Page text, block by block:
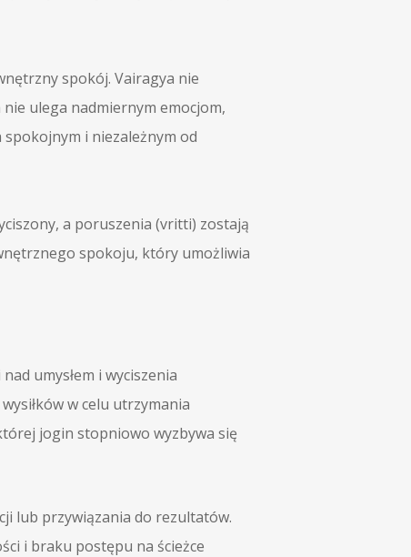
spokój. Vairagya nie
ulega nadmiernym emocjom,
i niezależnym od
a poruszenia (vritti) zostają
spokoju, który umożliwia
umysłem i wyciszenia
w celu utrzymania
jogin stopniowo wyzbywa się
lub przywiązania do rezultatów.
i braku postępu na ścieżce